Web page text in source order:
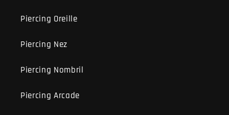
Piercing Oreille
Piercing Nez
Piercing Nombril
Piercing Arcade